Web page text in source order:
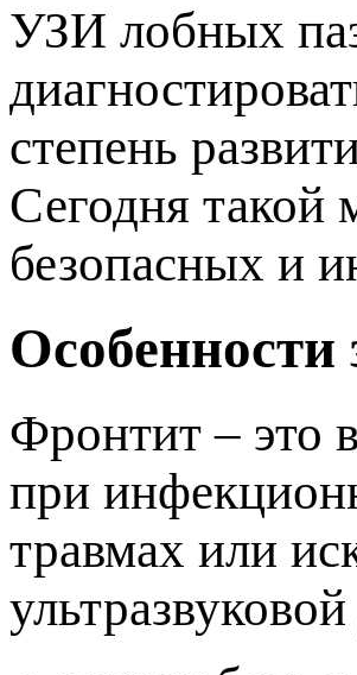
УЗИ лобных
степень
Сегодня такой
езопасных и
Особенности
Фронтит – это
ри
травмах или